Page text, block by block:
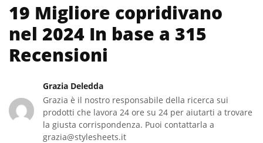
19 Migliore copridivano
nel 2024 In base a 315
Recensioni
Grazia Deledda
Grazia è il nostro responsabile della ricerca sui
prodotti che lavora 24 ore su 24 per aiutarti a trovare
la giusta corrispondenza. Puoi contattarla a
grazia@stylesheets.it